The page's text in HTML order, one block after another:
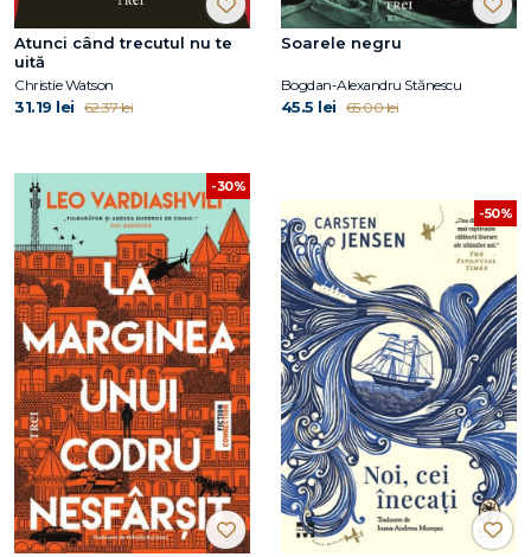
Atunci când trecutul nu te
uită
Christie Watson
31.19 lei 62.37 lei
Soarele negru
Bogdan-Alexandru Stănescu
45.5 lei 65.00 lei
-30%
-50%